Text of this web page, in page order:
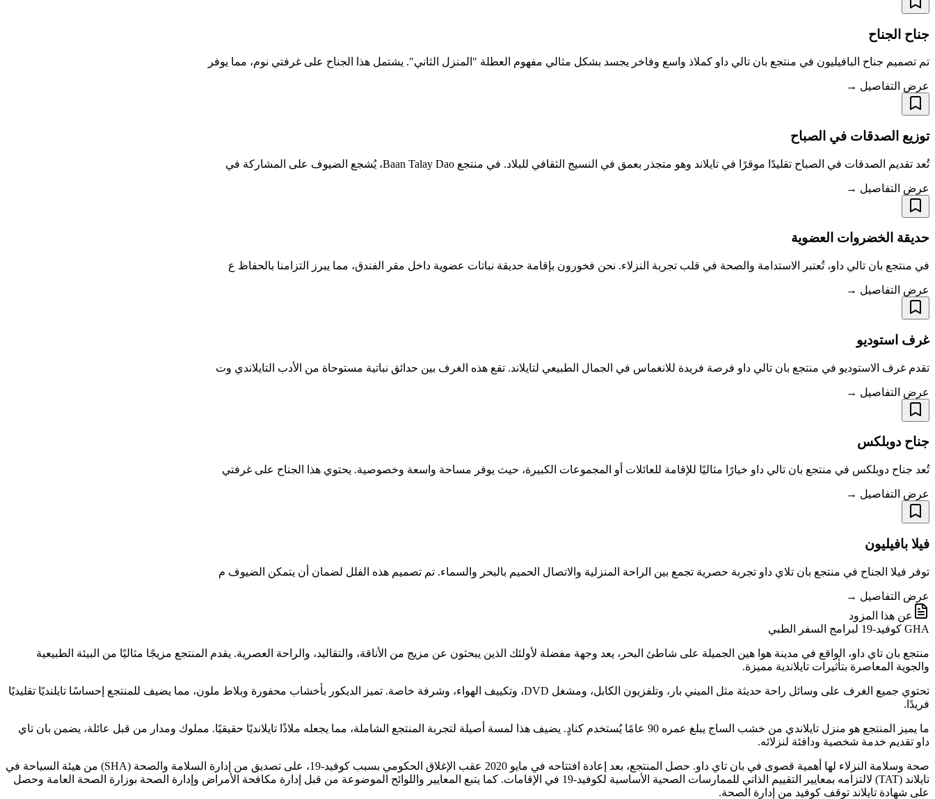
جناح الجناح
تم تصميم جناح البافيليون في منتجع بان تالي داو كملاذ واسع وفاخر يجسد بشكل مثالي مفهوم العطلة "المنزل الثاني". يشتمل هذا الجناح على غرفتي نوم، مما يوفر
عرض التفاصيل →
توزيع الصدقات في الصباح
تُعد تقديم الصدقات في الصباح تقليدًا موقرًا في تايلاند وهو متجذر بعمق في النسيج الثقافي للبلاد. في منتجع Baan Talay Dao، يُشجع الضيوف على المشاركة في
عرض التفاصيل →
حديقة الخضروات العضوية
في منتجع بان تالي داو، تُعتبر الاستدامة والصحة في قلب تجربة النزلاء. نحن فخورون بإقامة حديقة نباتات عضوية داخل مقر الفندق، مما يبرز التزامنا بالحفاظ ع
عرض التفاصيل →
غرف استوديو
تقدم غرف الاستوديو في منتجع بان تالي داو فرصة فريدة للانغماس في الجمال الطبيعي لتايلاند. تقع هذه الغرف بين حدائق نباتية مستوحاة من الأدب التايلاندي وت
عرض التفاصيل →
جناح دوبلكس
تُعد جناح دوبلكس في منتجع بان تالي داو خيارًا مثاليًا للإقامة للعائلات أو المجموعات الكبيرة، حيث يوفر مساحة واسعة وخصوصية. يحتوي هذا الجناح على غرفتي
عرض التفاصيل →
فيلا بافيليون
توفر فيلا الجناح في منتجع بان تلاي داو تجربة حصرية تجمع بين الراحة المنزلية والاتصال الحميم بالبحر والسماء. تم تصميم هذه الفلل لضمان أن يتمكن الضيوف م
عرض التفاصيل →
عن هذا المزود
GHA كوفيد-19 لبرامج السفر الطبي
منتجع بان تاي داو، الواقع في مدينة هوا هين الجميلة على شاطئ البحر، يعد وجهة مفضلة لأولئك الذين يبحثون عن مزيج من الأناقة، والتقاليد، والراحة العصرية. يقدم المنتجع مزيجًا مثاليًا من البيئة الطبيعية
والجوية المعاصرة بتأثيرات تايلاندية مميزة.
تحتوي جميع الغرف على وسائل راحة حديثة مثل الميني بار، وتلفزيون الكابل، ومشغل DVD، وتكييف الهواء، وشرفة خاصة. تميز الديكور بأخشاب محفورة وبلاط ملون، مما يضيف للمنتجع إحساسًا تايلنديًا تقليديًا
فريدًا.
ما يميز المنتجع هو منزل تايلاندي من خشب الساج يبلغ عمره 90 عامًا يُستخدم كنادٍ. يضيف هذا لمسة أصيلة لتجربة المنتجع الشاملة، مما يجعله ملاذًا تايلانديًا حقيقيًا. مملوك ومدار من قبل عائلة، يضمن بان تاي
داو تقديم خدمة شخصية ودافئة لنزلائه.
صحة وسلامة النزلاء لها أهمية قصوى في بان تاي داو. حصل المنتجع، بعد إعادة افتتاحه في مايو 2020 عقب الإغلاق الحكومي بسبب كوفيد-19، على تصديق من إدارة السلامة والصحة (SHA) من هيئة السياحة في
تايلاند (TAT) لالتزامه بمعايير التقييم الذاتي للممارسات الصحية الأساسية لكوفيد-19 في الإقامات. كما يتبع المعايير واللوائح الموضوعة من قبل إدارة مكافحة الأمراض وإدارة الصحة بوزارة الصحة العامة وحصل
على شهادة تايلاند توقف كوفيد من إدارة الصحة.